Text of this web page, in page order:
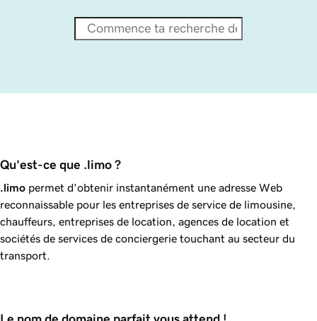
Qu'est-ce que .limo ?
.limo permet d'obtenir instantanément une adresse Web
reconnaissable pour les entreprises de service de limousine,
chauffeurs, entreprises de location, agences de location et
sociétés de services de conciergerie touchant au secteur du
transport.